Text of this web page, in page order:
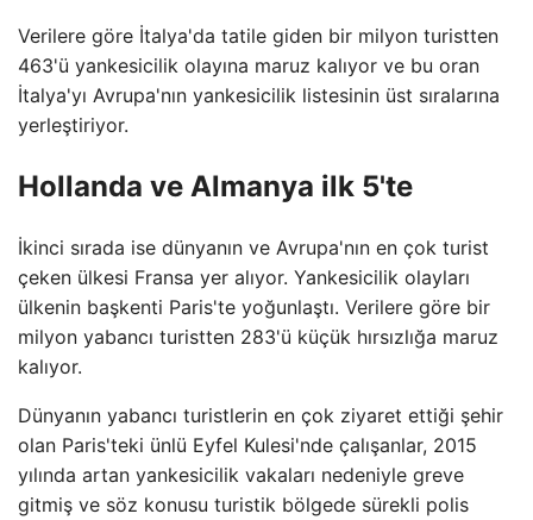
Verilere göre İtalya'da tatile giden bir milyon turistten
463'ü yankesicilik olayına maruz kalıyor ve bu oran
İtalya'yı Avrupa'nın yankesicilik listesinin üst sıralarına
yerleştiriyor.
Hollanda ve Almanya ilk 5'te
İkinci sırada ise dünyanın ve Avrupa'nın en çok turist
çeken ülkesi Fransa yer alıyor. Yankesicilik olayları
ülkenin başkenti Paris'te yoğunlaştı. Verilere göre bir
milyon yabancı turistten 283'ü küçük hırsızlığa maruz
kalıyor.
Dünyanın yabancı turistlerin en çok ziyaret ettiği şehir
olan Paris'teki ünlü Eyfel Kulesi'nde çalışanlar, 2015
yılında artan yankesicilik vakaları nedeniyle greve
gitmiş ve söz konusu turistik bölgede sürekli polis